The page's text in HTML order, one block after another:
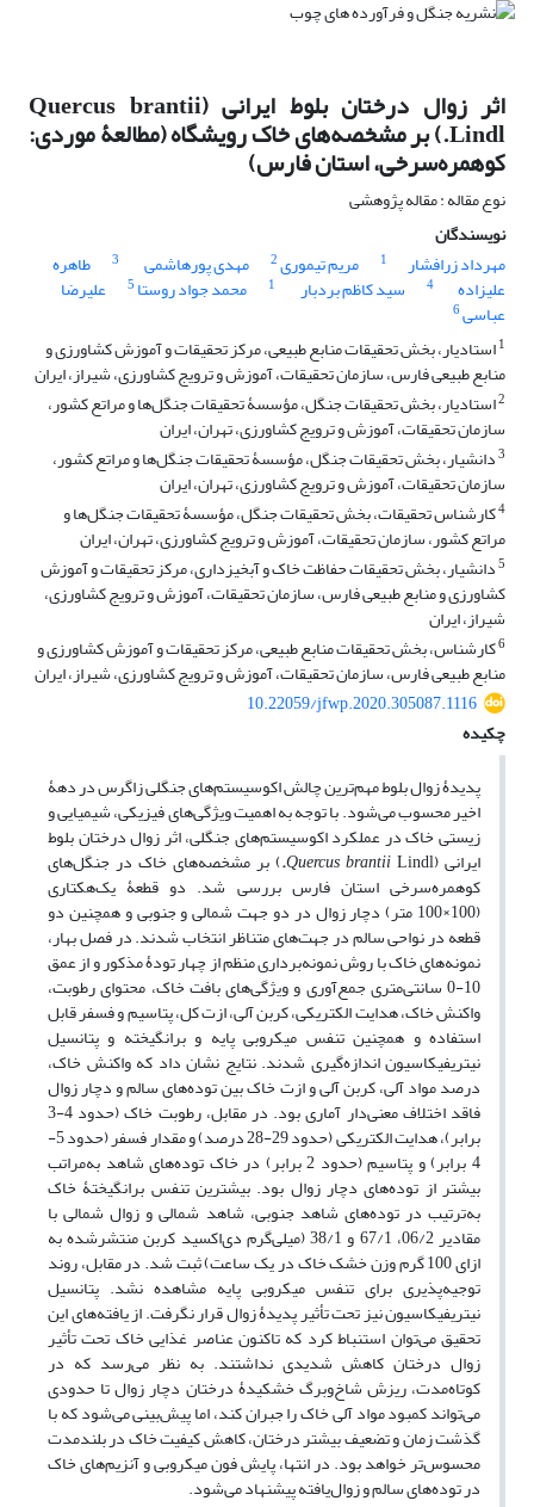
اثر زوال درختان بلوط ایرانی (Quercus brantii
Lindl.) بر مشخصه‌های خاک رویشگاه (مطالعۀ موردی:
کوهمره‌سرخی، استان فارس)
نوع مقاله : مقاله پژوهشی
نویسندگان
مهرداد زرافشار
1 مریم تیموری2 مهدی پورهاشمی 3 طاهره
علیزاده 4 سید کاظم بردبار 1 محمد جواد روستا 5 علیرضا
عباسی6
1استادیار، بخش تحقیقات منابع طبیعی، مرکز تحقیقات و آموزش کشاورزی و
منابع طبیعی فارس، سازمان تحقیقات، آموزش و ترویج کشاورزی، شیراز، ایران
2استادیار، بخش تحقیقات جنگل، مؤسسۀ تحقیقات جنگل‌ها و مراتع کشور،
سازمان تحقیقات، آموزش و ترویج کشاورزی، تهران، ایران
3دانشیار، بخش تحقیقات جنگل، مؤسسۀ تحقیقات جنگل‌ها و مراتع کشور،
سازمان تحقیقات، آموزش و ترویج کشاورزی، تهران، ایران
4کارشناس تحقیقات، بخش تحقیقات جنگل، مؤسسۀ تحقیقات جنگل‌ها و
مراتع کشور، سازمان تحقیقات، آموزش و ترویج کشاورزی، تهران، ایران
5دانشیار، بخش تحقیقات حفاظت خاک و آبخیزداری، مرکز تحقیقات و آموزش
کشاورزی و منابع طبیعی فارس، سازمان تحقیقات، آموزش و ترویج کشاورزی،
شیراز، ایران
6کارشناس، بخش تحقیقات منابع طبیعی، مرکز تحقیقات و آموزش کشاورزی و
منابع طبیعی فارس، سازمان تحقیقات، آموزش و ترویج کشاورزی، شیراز، ایران
10.22059/jfwp.2020.305087.1116
چکیده
پدیدۀ زوال بلوط مهم‌ترین چالش اکوسیستم‌های جنگلی زاگرس در دهۀ
اخیر محسوب می‌شود. با توجه به اهمیت ویژگی‌های فیزیکی، شیمیایی و
زیستی خاک در عملکرد اکوسیستم‌های جنگلی، اثر زوال درختان بلوط
ایرانی ( Quercus brantiiLindl
.) بر مشخصه‌های خاک در جنگل‌های
کوهمره‌سرخی استان فارس بررسی شد. دو قطعۀ یک‌هکتاری
(100×100 متر) دچار زوال در دو جهت شمالی و جنوبی و همچنین دو
قطعه در نواحی سالم در جهت‌های متناظر انتخاب شدند. در فصل بهار،
نمونه‌های خاک با روش نمونه‌برداری منظم از چهار تودۀ مذکور و از عمق
10-0 سانتی‌متری جمع‌آوری و ویژگی‌های بافت خاک، محتوای رطوبت،
واکنش خاک، هدایت ‌الکتریکی، کربن آلی، ازت کل، پتاسیم و فسفر قابل
استفاده و همچنین تنفس میکروبی پایه و برانگیخته و پتانسیل
نیتریفیکاسیون اندازه‌گیری شدند. نتایج نشان داد که واکنش خاک،
درصد مواد آلی، کربن آلی و ازت خاک بین توده‌های سالم و دچار زوال
فاقد اختلاف معنی‌دار آماری بود. در مقابل، رطوبت خاک (حدود 4-3
برابر)، هدایت ‌الکتریکی (حدود 29-28 درصد) و مقدار فسفر (حدود 5-
4 برابر) و پتاسیم (حدود 2 برابر) در خاک توده‌های شاهد به‌مراتب
بیشتر از توده‌های دچار زوال بود. بیشترین تنفس برانگیختۀ خاک
به‌ترتیب در توده‌های شاهد جنوبی، شاهد شمالی و زوال شمالی با
مقادیر 06/2، 67/1 و 38/1 (میلی‌گرم دی‌اکسید کربن منتشرشده به
ازای 100 گرم وزن خشک خاک در یک ساعت) ثبت شد. در مقابل، روند
توجیه‌پذیری برای تنفس میکروبی پایه مشاهده نشد. پتانسیل
نیتریفیکاسیون نیز تحت تأثیر پدیدۀ زوال قرار نگرفت. از یافته‌های این
تحقیق می‌توان استنباط کرد که تاکنون عناصر غذایی خاک تحت تأثیر
زوال درختان کاهش شدیدی نداشتند. به‌ نظر می‌رسد که در
کوتاه‌مدت، ریزش شاخ‌وبرگ خشکیدۀ درختان دچار زوال تا حدودی
می‌تواند کمبود مواد آلی خاک را جبران کند، اما پیش‌بینی می‌شود که با
گذشت زمان و تضعیف بیشتر درختان، کاهش کیفیت خاک در بلندمدت
محسوس‌تر خواهد بود. در انتها، پایش فون میکروبی و آنزیم‌های خاک
در توده‌های سالم و زوال‌یافته پیشنهاد می‌شود.